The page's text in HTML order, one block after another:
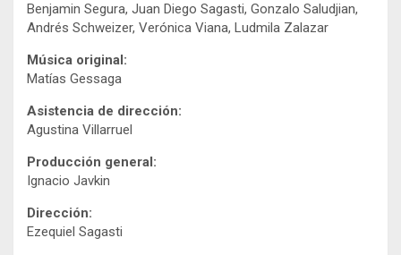
Benjamin Segura, Juan Diego Sagasti, Gonzalo Saludjian,
Andrés Schweizer, Verónica Viana, Ludmila Zalazar
Música original:
Matías Gessaga
Asistencia de dirección:
Agustina Villarruel
Producción general:
Ignacio Javkin
Dirección:
Ezequiel Sagasti